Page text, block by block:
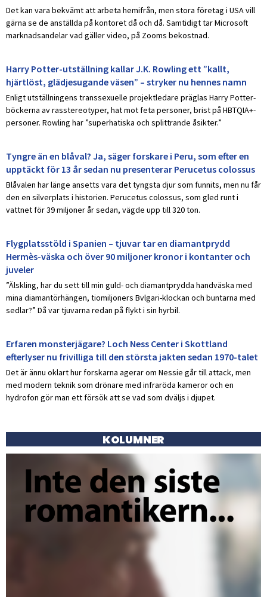
Det kan vara bekvämt att arbeta hemifrån, men stora företag i USA vill
gärna se de anställda på kontoret då och då. Samtidigt tar Microsoft
marknadsandelar vad gäller video, på Zooms bekostnad.
Harry Potter-utställning kallar J.K. Rowling ett ”kallt,
hjärtlöst, glädjesugande väsen” – stryker nu hennes namn
Enligt utställningens transsexuelle projektledare präglas Harry Potter-
böckerna av rasstereotyper, hat mot feta personer, brist på HBTQIA+-
personer. Rowling har ”superhatiska och splittrande åsikter.”
Tyngre än en blåval? Ja, säger forskare i Peru, som efter en
upptäckt för 13 år sedan nu presenterar Perucetus colossus
Blåvalen har länge ansetts vara det tyngsta djur som funnits, men nu får
den en silverplats i historien. Perucetus colossus, som gled runt i
vattnet för 39 miljoner år sedan, vägde upp till 320 ton.
Flygplatsstöld i Spanien – tjuvar tar en diamantprydd
Hermès-väska och över 90 miljoner kronor i kontanter och
juveler
”Älskling, har du sett till min guld- och diamantprydda handväska med
mina diamantörhängen, tiomiljoners Bvlgari-klockan och buntarna med
sedlar?” Då var tjuvarna redan på flykt i sin hyrbil.
Erfaren monsterjägare? Loch Ness Center i Skottland
efterlyser nu frivilliga till den största jakten sedan 1970-talet
Det är ännu oklart hur forskarna agerar om Nessie går till attack, men
med modern teknik som drönare med infraröda kameror och en
hydrofon gör man ett försök att se vad som dväljs i djupet.
KOLUMNER